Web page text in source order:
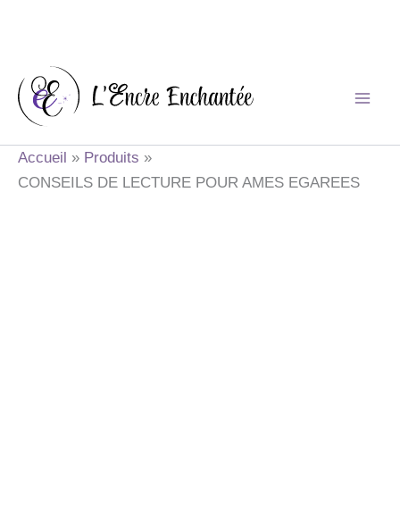
contenu
Accueil
Produits
CONSEILS DE LECTURE POUR AMES EGAREES